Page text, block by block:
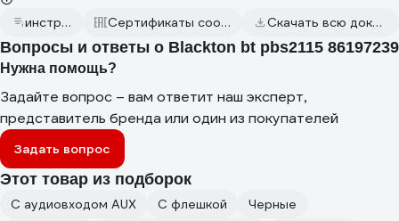
инструкция Сертификаты соответствия Скачать всю документацию
Вопросы и ответы о Blackton bt pbs2115 86197239
Нужна помощь?
Задайте вопрос – вам ответит наш эксперт,
представитель бренда или один из покупателей
Задать вопрос
Этот товар из подборок
С аудиовходом AUX С флешкой
Черные